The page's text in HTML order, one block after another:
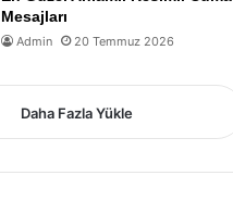
Mesajları
Admin 20 Temmuz 2026
Daha Fazla Yükle